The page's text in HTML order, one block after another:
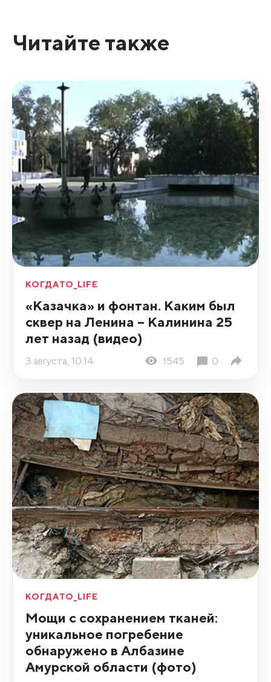
Читайте также
КОГДАТО_LIFE
«Казачка» и фонтан. Каким был
сквер на Ленина – Калинина 25
лет назад (видео)
3 августа, 10:14 1545 0
КОГДАТО_LIFE
Мощи с сохранением тканей:
уникальное погребение
обнаружено в Албазине
Амурской области (фото)